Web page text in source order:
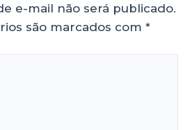
e-mail não será publicado.
são marcados com *